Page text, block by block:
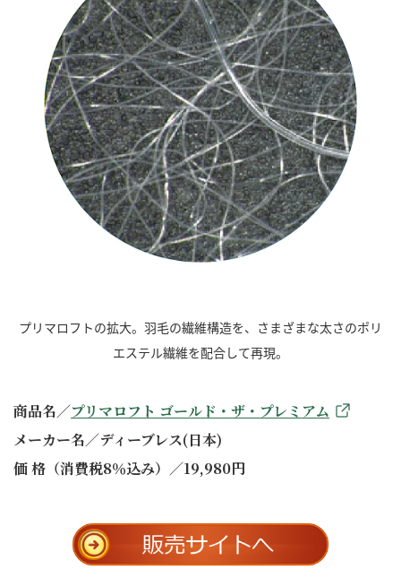
プリマロフトの拡大。羽毛の繊維構造を、さまざまな太さのポリ
エステル繊維を配合して再現。
商品名／プリマロフト ゴールド・ザ・プレミアム
メーカー名／ディーブレス(日本)
価 格（消費税8％込み）／19,980円